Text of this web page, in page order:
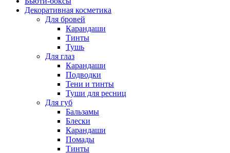
Декоративная косметика
Для бровей
Карандаши
Тинты
Тушь
Для глаз
Карандаши
Подводки
Тени и тинты
Туши для ресниц
Для губ
Бальзамы
Блески
Карандаши
Помады
Тинты